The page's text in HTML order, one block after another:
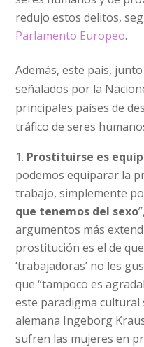
redujo estos delitos,
Parlamento Europeo.
Además, este país,
señalados por la
principales países de
tráfico de seres
Prostituirse es
podemos equiparar la
trabajo, simplemente
que tenemos del sexo
argumentos más
prostitución es el de
‘trabajadoras’ no les
que “tampoco es
este paradigma cultural
alemana Ingeborg
sufren las mujeres en